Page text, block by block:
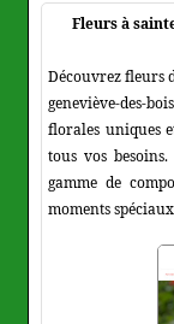
Fleurs à
Découvrez fleurs
geneviève-des-
florales uniques
tous vos
gamme de
moments